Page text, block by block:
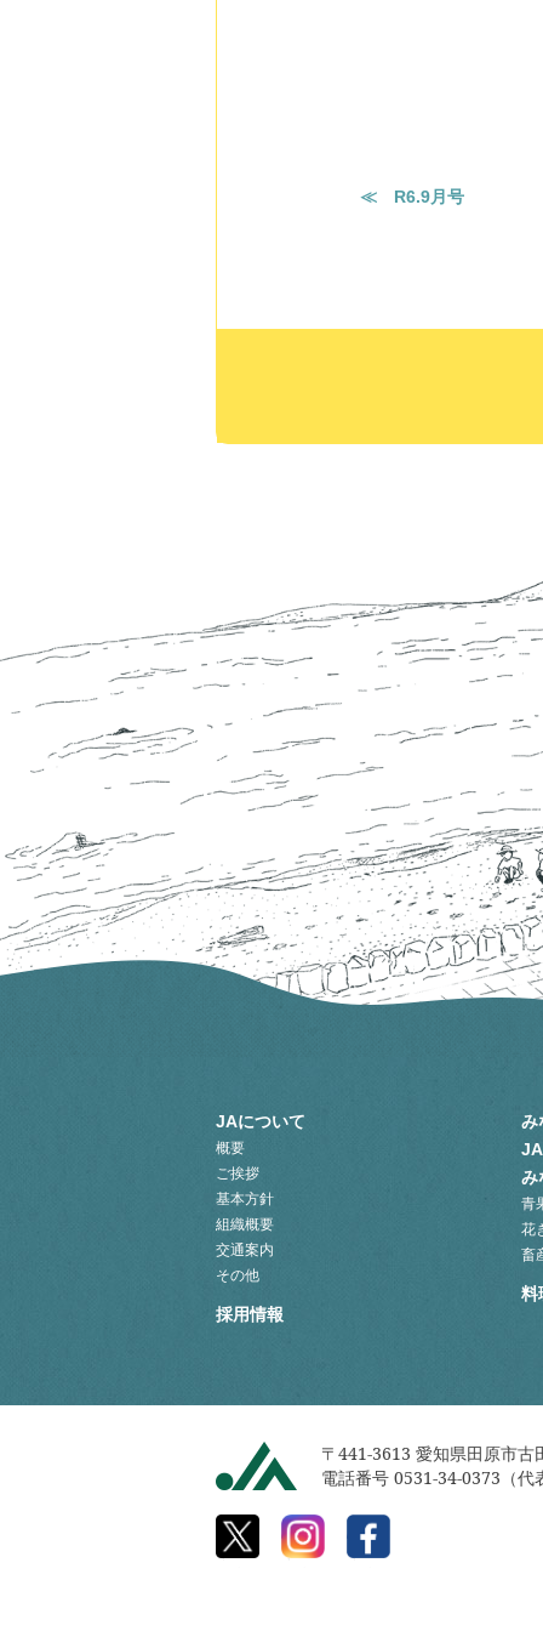
≪ R6.9月号
JAについて
概要
ご挨拶
基本方針
組織概要
交通案内
その他
採用情報
み
み
青
花
畜
料
〒441-3613 愛知県田原市古
電話番号 0531-34-0373（代